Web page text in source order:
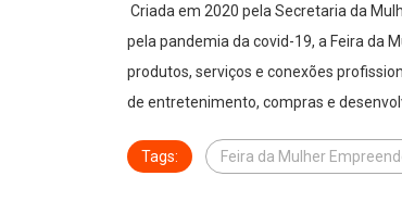
Criada em 2020 pela Secretaria da
pela pandemia da covid-19, a Feira da
produtos, serviços e conexões
de entretenimento, compras e
Tags: Feira da Mulher